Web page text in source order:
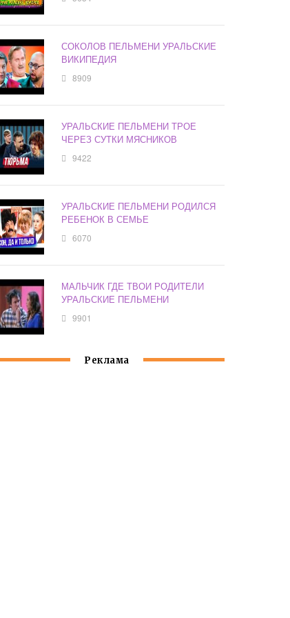
СОКОЛОВ ПЕЛЬМЕНИ УРАЛЬСКИЕ
ВИКИПЕДИЯ
8909
УРАЛЬСКИЕ ПЕЛЬМЕНИ ТРОЕ
ЧЕРЕЗ СУТКИ МЯСНИКОВ
9422
УРАЛЬСКИЕ ПЕЛЬМЕНИ РОДИЛСЯ
РЕБЕНОК В СЕМЬЕ
6070
МАЛЬЧИК ГДЕ ТВОИ РОДИТЕЛИ
УРАЛЬСКИЕ ПЕЛЬМЕНИ
9901
Реклама